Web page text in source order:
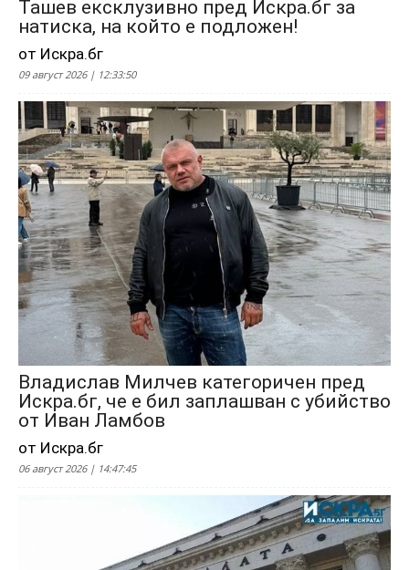
Ташев ексклузивно пред Искра.бг за
натиска, на който е подложен!
от Искра.бг
09 август 2026 | 12:33:50
Владислав Милчев категоричен пред
Искра.бг, че е бил заплашван с убийство
от Иван Ламбов
от Искра.бг
06 август 2026 | 14:47:45